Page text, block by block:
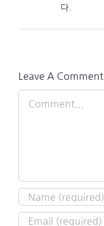
다.
Leave A Comment